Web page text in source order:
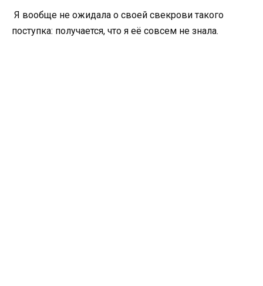
Я вообще не ожидала о своей свекрови такого
поступка: получается, что я её совсем не знала.